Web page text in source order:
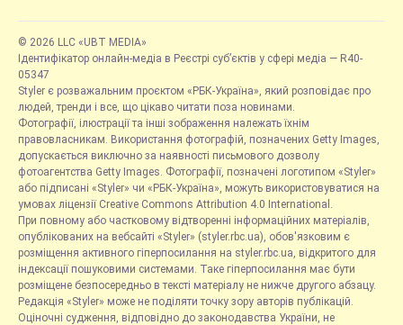
© 2026 LLC «UBT MEDIA»
Ідентифікатор онлайн-медіа в Реєстрі суб’єктів у сфері медіа — R40-
05347
Styler є розважальним проєктом «РБК-Україна», який розповідає про
людей, тренди і все, що цікаво читати поза новинами.
Фотографії, ілюстрації та інші зображення належать їхнім
правовласникам. Використання фотографій, позначених Getty Images,
допускається виключно за наявності письмового дозволу
фотоагентства Getty Images. Фотографії, позначені логотипом «Styler»
або підписані «Styler» чи «РБК-Україна», можуть використовуватися на
умовах ліцензії Creative Commons Attribution 4.0 International.
При повному або частковому відтворенні інформаційних матеріалів,
опублікованих на вебсайті «Styler» (styler.rbc.ua), обов'язковим є
розміщення активного гіперпосилання на styler.rbc.ua, відкритого для
індексації пошуковими системами. Таке гіперпосилання має бути
розміщене безпосередньо в тексті матеріалу не нижче другого абзацу.
Редакція «Styler» може не поділяти точку зору авторів публікацій.
Оціночні судження, відповідно до законодавства України, не